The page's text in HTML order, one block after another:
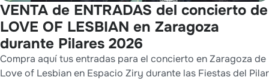
VENTA de ENTRADAS del concierto de
LOVE OF LESBIAN en Zaragoza
durante Pilares 2026
Compra aquí tus entradas para el concierto en Zaragoza de
Love of Lesbian en Espacio Ziry durante las Fiestas del Pilar